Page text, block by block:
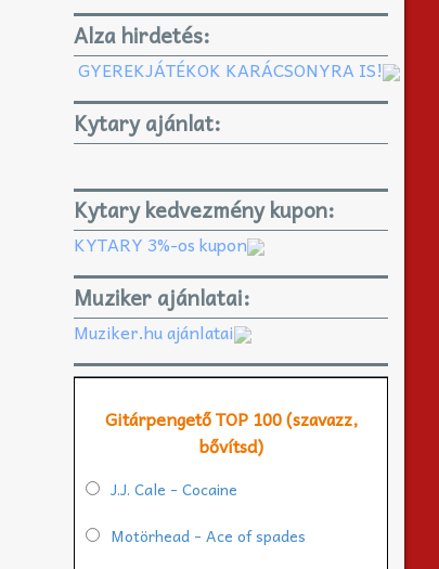
Alza hirdetés:
GYEREKJÁTÉKOK KARÁCSONYRA IS!
Kytary ajánlat:
Kytary kedvezmény kupon:
KYTARY 3%-os kupon
Muziker ajánlatai:
Muziker.hu ajánlatai
Gitárpengető TOP 100 (szavazz,
bővítsd)
J.J. Cale - Cocaine
Motörhead - Ace of spades